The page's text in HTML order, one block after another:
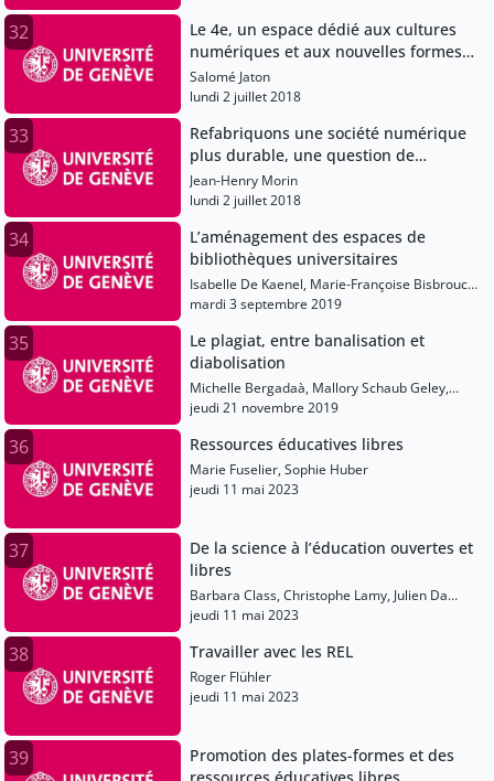
32
Le 4e, un espace dédié aux cultures
numériques et aux nouvelles formes
de création aux Bibliothèques
Municipales de Genève.
Salomé Jaton
lundi 2 juillet 2018
33
Refabriquons une société numérique
plus durable, une question de
responsabilité numérique.
Jean-Henry Morin
lundi 2 juillet 2018
34
L’aménagement des espaces de
bibliothèques universitaires
Isabelle De Kaenel, Marie-Françoise Bisbrouck,
Alain Hernandez, Jean-Claude Albertin
mardi 3 septembre 2019
35
Le plagiat, entre banalisation et
diabolisation
Michelle Bergadaà, Mallory Schaub Geley,
Bétrancourt Mireille
jeudi 21 novembre 2019
36 Ressources éducatives libres
Marie Fuselier, Sophie Huber
jeudi 11 mai 2023
37
De la science à l’éducation ouvertes et
libres
Barbara Class, Christophe Lamy, Julien Da
Costa
jeudi 11 mai 2023
38 Travailler avec les REL
Roger Flühler
jeudi 11 mai 2023
39
Promotion des plates-formes et des